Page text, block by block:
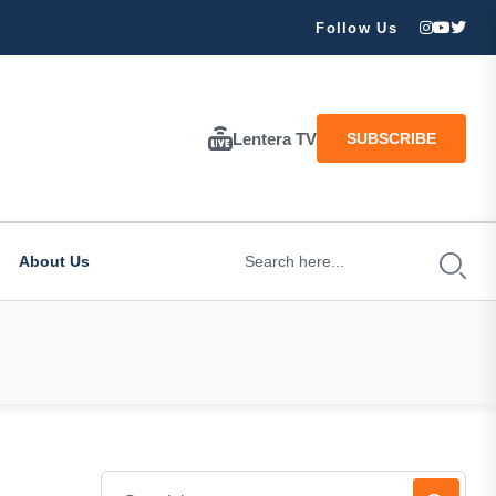
Follow Us
Lentera TV SUBSCRIBE
About Us